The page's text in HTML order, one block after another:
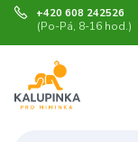
+420 608 242526
(Po-Pá, 8-16 hod.)